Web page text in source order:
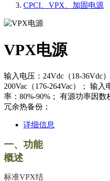
CPCI、VPX、加固电源
VPX电源
输入电压：24Vdc（18-36Vdc
200Vac（176-264Vac）； 输
率：80%-90%； 有源功率因数
冗余热备份；
详细信息
一、功能
概述
标准VPX结